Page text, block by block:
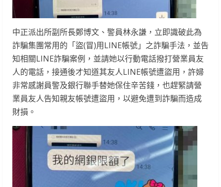
中正派出所副所長鄭博文、警員林永謙，立即識破此為
詐騙集團常用的「盜(冒)用LINE帳號」之詐騙手法，並告
知相關LINE詐騙案例，並請她以行動電話撥打營業員友
人的電話，接通後才知道其友人LINE帳號遭盜用，許婦
非常感謝員警及銀行聯手替她保住辛苦錢，也趕緊請營
業員友人告知親友帳號遭盜用，以避免遭到詐騙而造成
財損。